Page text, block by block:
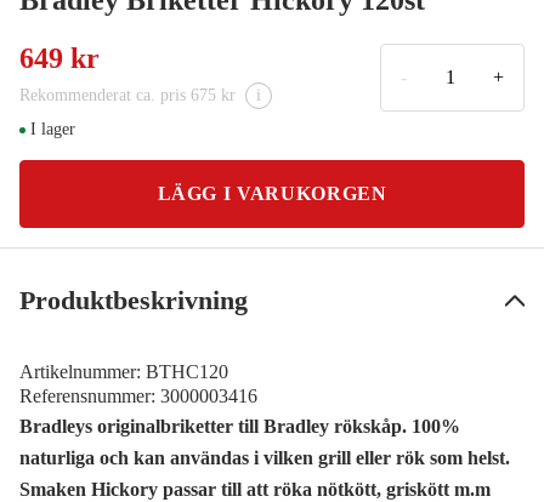
649 kr
Rekommenderat ca. pris 675 kr i
- +
I lager
LÄGG I VARUKORGEN
Produktbeskrivning
Artikelnummer: BTHC120
Referensnummer: 3000003416
Bradleys originalbriketter till Bradley rökskåp. 100%
naturliga och kan användas i vilken grill eller rök som helst.
Smaken Hickory passar till att röka nötkött, griskött m.m